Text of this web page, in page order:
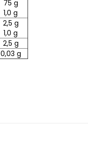
75 g
1,0 g
2,5 g
1,0 g
2,5 g
0,03 g